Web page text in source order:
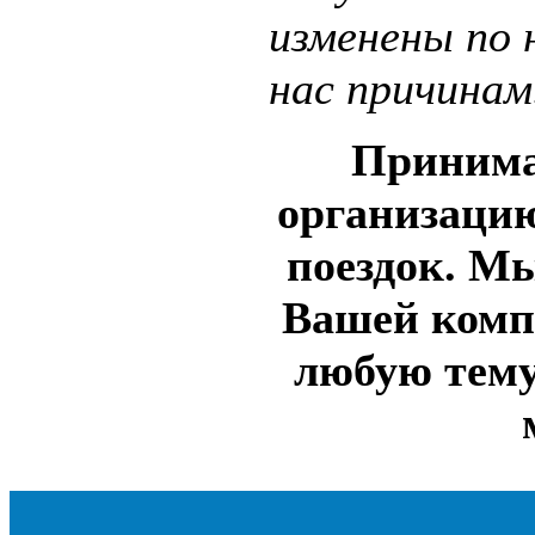
изменены по
нас
поездок.
Вашей
любую